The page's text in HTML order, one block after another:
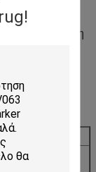
αντικατάσταση
σε